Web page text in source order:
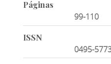
Páginas
99-110
ISSN
0495-